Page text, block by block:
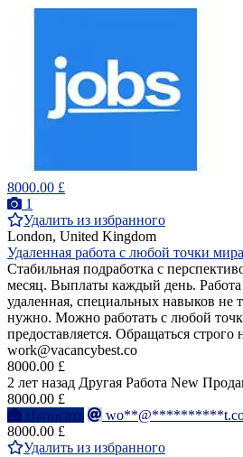
8000.00 £
1
Удалить из избранного
London, United Kingdom
Удаленная работа с любой точки
Стабильная подработка с
месяц. Выплаты каждый день.
удаленная, специальных навыков не
нужно. Можно работать с любой
предоставляется. Обращаться строго
work@vacancybest.co
8000.00 £
2 лет назад Другая Работа New
8000.00 £
Написать
8000.00 £
Удалить из избранного